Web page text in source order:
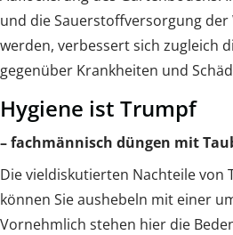
und die Sauerstoffversorgung
werden, verbessert sich zugleich
gegenüber Krankheiten und
Hygiene ist Trumpf
– fachmännisch düngen mit
Die vieldiskutierten Nachteile von
können Sie aushebeln mit einer
Vornehmlich stehen hier die